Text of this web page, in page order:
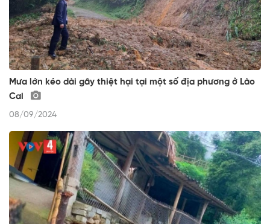
Mưa lớn kéo dài gây thiệt hại tại một số địa phương ở Lào
Cai
08/09/2024